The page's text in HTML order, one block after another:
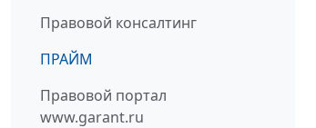
Правовой консалтинг
ПРАЙМ
Правовой портал
www.garant.ru